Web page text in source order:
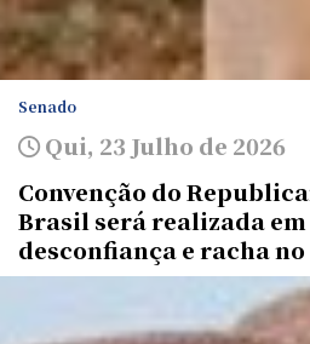
Senado
Qui, 23 Julho de 2026
Convenção do
Brasil será realizada
desconfiança e racha no